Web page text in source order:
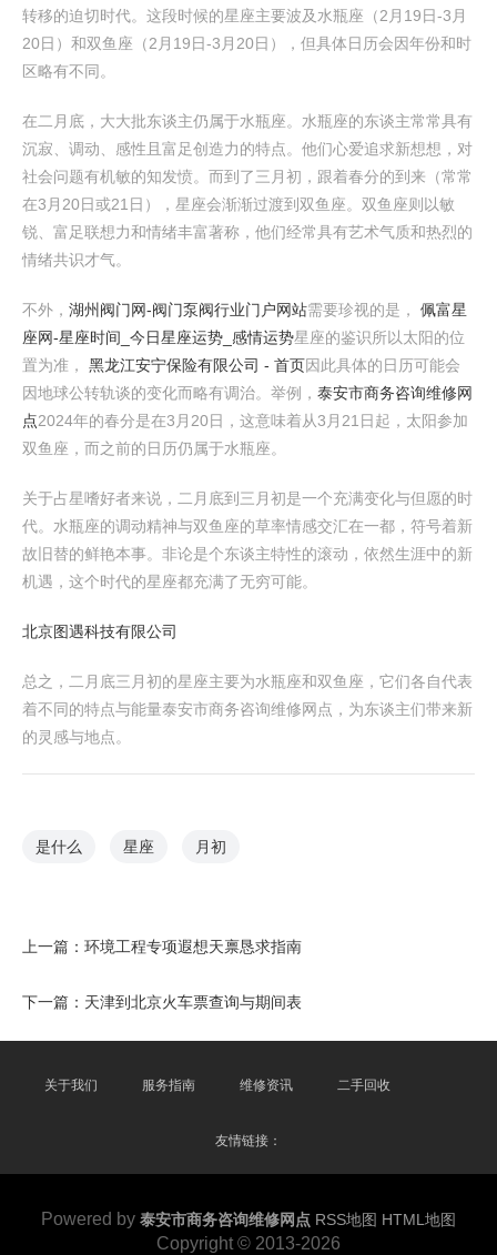
转移的迫切时代。这段时候的星座主要波及水瓶座（2月19日-3月
20日）和双鱼座（2月19日-3月20日），但具体日历会因年份和时
区略有不同。
在二月底，大大批东谈主仍属于水瓶座。水瓶座的东谈主常常具有
沉寂、调动、感性且富足创造力的特点。他们心爱追求新想想，对
社会问题有机敏的知发愤。而到了三月初，跟着春分的到来（常常
在3月20日或21日），星座会渐渐过渡到双鱼座。双鱼座则以敏
锐、富足联想力和情绪丰富著称，他们经常具有艺术气质和热烈的
情绪共识才气。
不外， 湖州阀门网-阀门泵阀行业门户网站需要珍视的是， 佩富星
座网-星座时间_今日星座运势_感情运势星座的鉴识所以太阳的位
置为准， 黑龙江安宁保险有限公司 - 首页因此具体的日历可能会
因地球公转轨谈的变化而略有调治。举例， 泰安市商务咨询维修网
点2024年的春分是在3月20日，这意味着从3月21日起，太阳参加
双鱼座，而之前的日历仍属于水瓶座。
关于占星嗜好者来说，二月底到三月初是一个充满变化与但愿的时
代。水瓶座的调动精神与双鱼座的草率情感交汇在一都，符号着新
故旧替的鲜艳本事。非论是个东谈主特性的滚动，依然生涯中的新
机遇，这个时代的星座都充满了无穷可能。
北京图遇科技有限公司
总之，二月底三月初的星座主要为水瓶座和双鱼座，它们各自代表
着不同的特点与能量泰安市商务咨询维修网点，为东谈主们带来新
的灵感与地点。
是什么 星座 月初
上一篇： 环境工程专项遐想天禀恳求指南
下一篇： 天津到北京火车票查询与期间表
关于我们 服务指南 维修资讯 二手回收
友情链接：
Powered by 泰安市商务咨询维修网点 RSS地图 HTML地图
Copyright © 2013-2026